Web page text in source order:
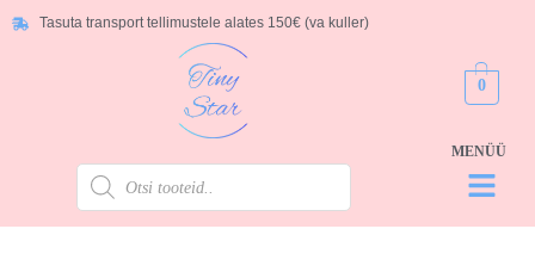
Tasuta transport tellimustele alates 150€ (va kuller)
0